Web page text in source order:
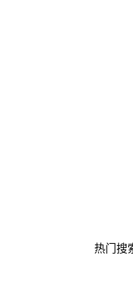
热门搜